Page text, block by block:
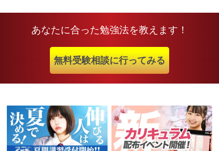
あなたに合った勉強法を教えます！
無料受験相談に行ってみる